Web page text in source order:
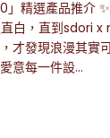
精選產品推介
直白，直到sdori
才發現浪漫其實
意每一件設...